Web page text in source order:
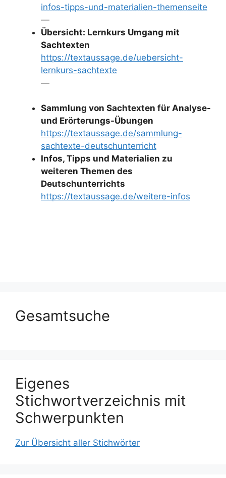
infos-tipps-und-materialien-themenseite
—
Übersicht: Lernkurs Umgang mit
Sachtexten
https://textaussage.de/uebersicht-
lernkurs-sachtexte
—
Sammlung von Sachtexten für Analyse-
und Erörterungs-Übungen
https://textaussage.de/sammlung-
sachtexte-deutschunterricht
Infos, Tipps und Materialien zu
weiteren Themen des
Deutschunterrichts
https://textaussage.de/weitere-infos
Gesamtsuche
Eigenes
Stichwortverzeichnis mit
Schwerpunkten
Zur Übersicht aller Stichwörter